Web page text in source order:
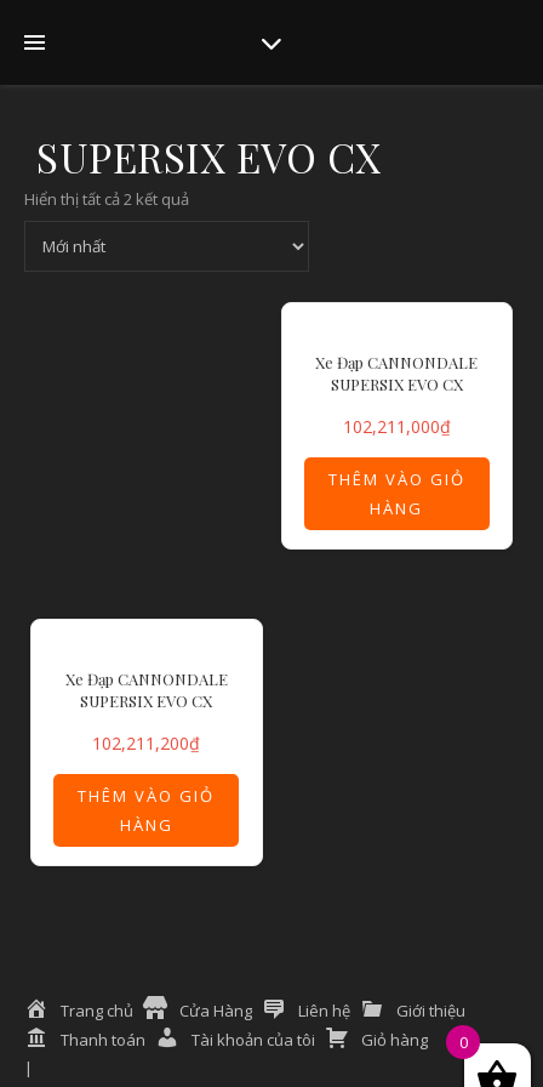
SUPERSIX EVO CX
Hiển thị tất cả 2 kết quả
Xe Đạp CANNONDALE
SUPERSIX EVO CX
102,211,000₫
THÊM VÀO GIỎ
HÀNG
Xe Đạp CANNONDALE
SUPERSIX EVO CX
102,211,200₫
THÊM VÀO GIỎ
HÀNG
Trang chủ Cửa Hàng Liên hệ
Giới thiệu
Thanh toán
Tài khoản của tôi Giỏ hàng 0